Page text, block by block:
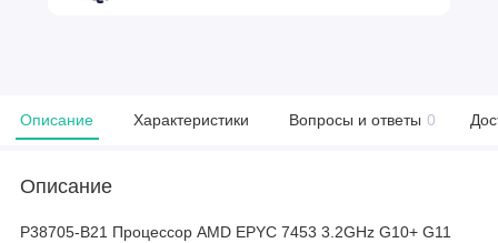
Описание Характеристики Вопросы и ответы 0
Описание
P38705-B21 Процессор AMD EPYC 7453 3.2GHz G10+ G11